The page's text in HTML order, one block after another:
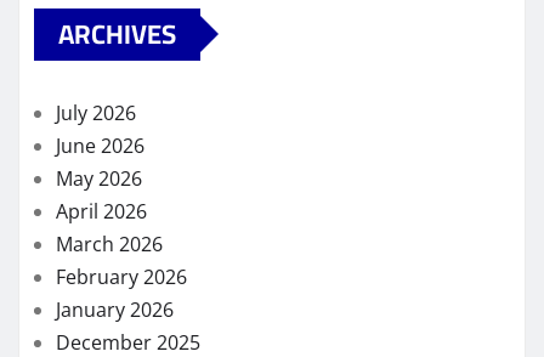
ARCHIVES
July 2026
June 2026
May 2026
April 2026
March 2026
February 2026
January 2026
December 2025